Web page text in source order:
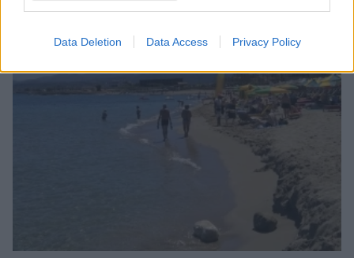
Data Deletion Data Access Privacy Policy